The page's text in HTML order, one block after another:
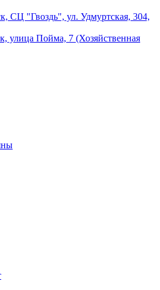
СЦ "Гвоздь", ул. Удмуртская, 304,
улица Пойма, 7 (Хозяйственная